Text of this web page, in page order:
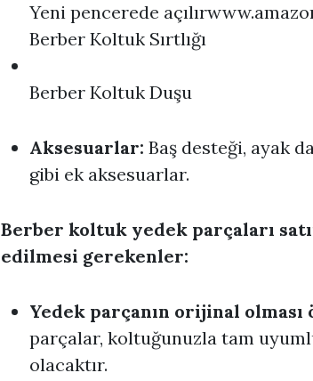
Yeni pencerede açılır
Berber Koltuk Sırtlığı
Berber Koltuk Duşu
Aksesuarlar: Baş desteği, ayak
gibi ek aksesuarlar.
Berber koltuk yedek parçaları
edilmesi gerekenler:
Yedek parçanın orijinal
parçalar, koltuğunuzla tam
olacaktır.